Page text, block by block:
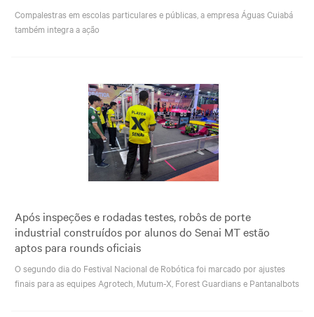
Compalestras em escolas particulares e públicas, a empresa Águas Cuiabá
também integra a ação
Após inspeções e rodadas testes, robôs de porte
industrial construídos por alunos do Senai MT estão
aptos para rounds oficiais
O segundo dia do Festival Nacional de Robótica foi marcado por ajustes
finais para as equipes Agrotech, Mutum-X, Forest Guardians e Pantanalbots